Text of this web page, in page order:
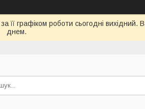
її графіком роботи сьогодні
днем.